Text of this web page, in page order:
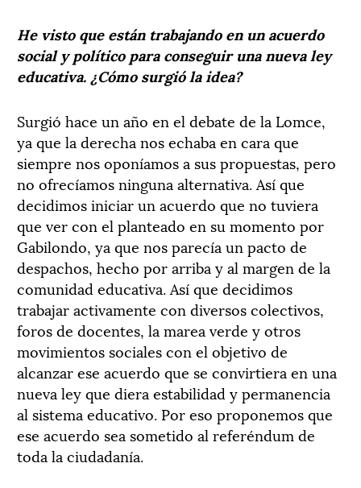
He visto que están trabajando en un acuerdo
social y político para conseguir una nueva ley
educativa. ¿Cómo surgió la idea?
Surgió hace un año en el debate de la Lomce,
ya que la derecha nos echaba en cara que
siempre nos oponíamos a sus propuestas, pero
no ofrecíamos ninguna alternativa. Así que
decidimos iniciar un acuerdo que no tuviera
que ver con el planteado en su momento por
Gabilondo, ya que nos parecía un pacto de
despachos, hecho por arriba y al margen de la
comunidad educativa. Así que decidimos
trabajar activamente con diversos colectivos,
foros de docentes, la marea verde y otros
movimientos sociales con el objetivo de
alcanzar ese acuerdo que se convirtiera en una
nueva ley que diera estabilidad y permanencia
al sistema educativo. Por eso proponemos que
ese acuerdo sea sometido al referéndum de
toda la ciudadanía.